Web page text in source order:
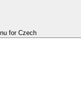
for Czech